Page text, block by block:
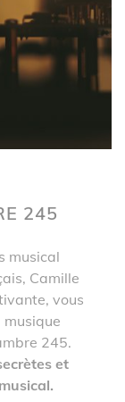
245
musical
Camille
vous
245.
et